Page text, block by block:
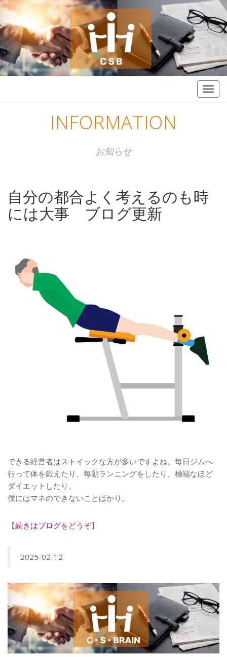
INFORMATION
お知らせ
自分の都合よく考えるのも時
には大事 ブログ更新
できる経営者はストイックな方が多いですよね。毎日ジムへ
行って体を鍛えたり、毎朝ランニングをしたり、極端なほど
ダイエットしたり。
僕にはマネのできないことばかり。
【続きはブログをどうぞ】
2025-02-12